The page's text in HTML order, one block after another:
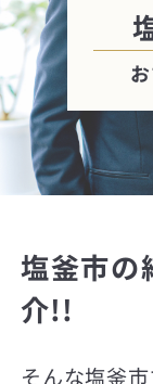
塩釜市の
介!!
そんな塩釜